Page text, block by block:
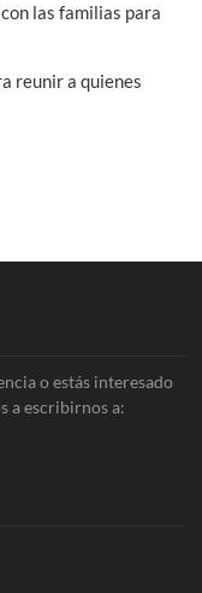
las familias para
reunir a quienes
o estás interesado
a escribirnos a: